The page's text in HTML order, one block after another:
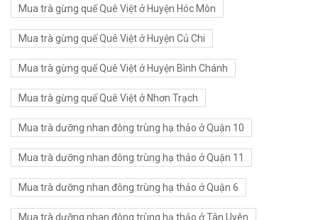
Mua trà gừng quế Quê Việt ở Huyện Hóc Môn
Mua trà gừng quế Quê Việt ở Huyện Củ Chi
Mua trà gừng quế Quê Việt ở Huyện Bình Chánh
Mua trà gừng quế Quê Việt ở Nhơn Trạch
Mua trà dưỡng nhan đông trùng hạ thảo ở Quận 10
Mua trà dưỡng nhan đông trùng hạ thảo ở Quận 11
Mua trà dưỡng nhan đông trùng hạ thảo ở Quận 6
Mua trà dưỡng nhan đông trùng hạ thảo ở Tân Uyên